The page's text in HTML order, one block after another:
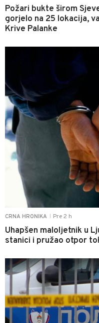
Požari bukte širom
gorjelo na 25 lokacija,
Krive Palanke
CRNA HRONIKA Pre 2 h
Uhapšen maloljetnik u
stanici i pružao otpor